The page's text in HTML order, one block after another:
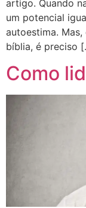
artigo. Quando
um potencial
autoestima.
bíblia, é preciso
Como